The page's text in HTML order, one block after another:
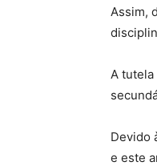
Assim,
A
Devido
e este